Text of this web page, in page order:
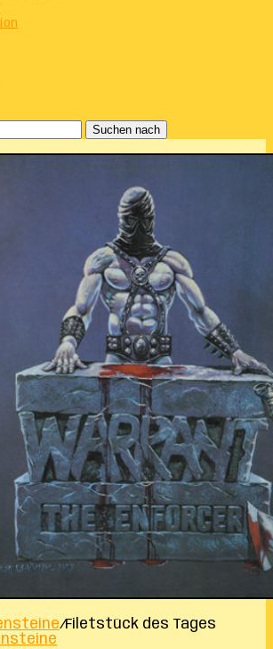
Suchen nach
/Filetstück des Tages